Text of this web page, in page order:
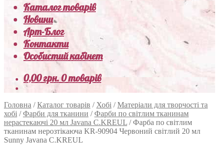
Каталог товарів
Новини
Арт-Блог
Контакти
Особистий кабінет
0,00грн.0 товарів
Головна /Каталог товарів / Хобі /Матеріали для творчості та
хобі /Фарби для тканини /Фарби по світлим тканинам
нерастекаючі 20 мл Javana C.KREUL /Фарба по світлим
тканинам нерозтікаюча KR-90904 Червоний світлий 20 мл
Sunny Javana C.KREUL